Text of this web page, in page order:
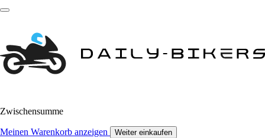
Zwischensumme
Meinen Warenkorb anzeigen Weiter einkaufen